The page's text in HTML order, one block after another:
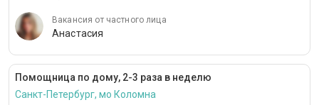
Вакансия от частного лица
Анастасия
Помощница по дому, 2-3 раза в неделю
Санкт-Петербург, мо Коломна